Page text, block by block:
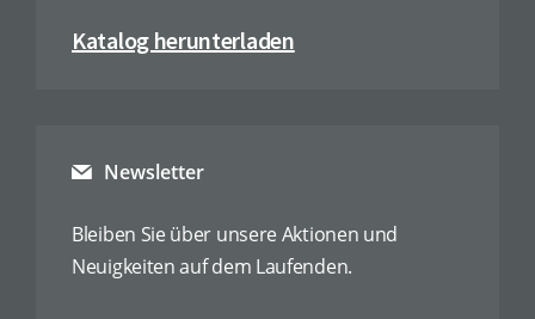
Katalog herunterladen
Newsletter
Bleiben Sie über unsere Aktionen und
Neuigkeiten auf dem Laufenden.